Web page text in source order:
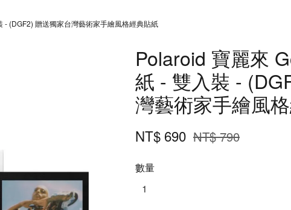
- (DGF2) 贈送獨家台灣藝術家手繪風格經典貼紙
Polaroid 寶麗來
紙 - 雙入裝 -
灣藝術家手繪風
NT$ 690 NT$ 790
數量